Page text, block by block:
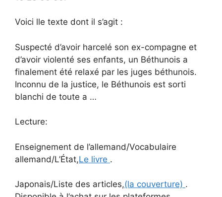
Voici lle texte dont il s’agit :
Suspecté d’avoir harcelé son ex-compagne et
d’avoir violenté ses enfants, un Béthunois a
finalement été relaxé par les juges béthunois.
Inconnu de la justice, le Béthunois est sorti
blanchi de toute a …
Lecture:
Enseignement de l’allemand/Vocabulaire
allemand/L’État,Le livre .
Japonais/Liste des articles,(la couverture) .